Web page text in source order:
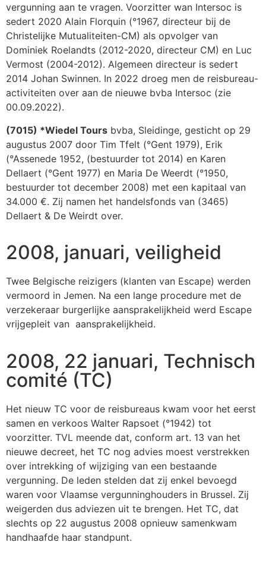
vergunning aan te vragen. Voorzitter wan Intersoc is
sedert 2020 Alain Florquin (°1967, directeur bij de
Christelijke Mutualiteiten-CM) als opvolger van
Dominiek Roelandts (2012-2020, directeur CM) en Luc
Vermost (2004-2012). Algemeen directeur is sedert
2014 Johan Swinnen. In 2022 droeg men de reisbureau-
activiteiten over aan de nieuwe bvba Intersoc (zie
00.09.2022).
(7015) *Wiedel Tours bvba, Sleidinge, gesticht op 29
augustus 2007 door Tim Tfelt (°Gent 1979), Erik
(°Assenede 1952, (bestuurder tot 2014) en Karen
Dellaert (°Gent 1977) en Maria De Weerdt (°1950,
bestuurder tot december 2008) met een kapitaal van
34.000 €. Zij namen het handelsfonds van (3465)
Dellaert & De Weirdt over.
2008, januari, veiligheid
Twee Belgische reizigers (klanten van Escape) werden
vermoord in Jemen. Na een lange procedure met de
verzekeraar burgerlijke aansprakelijkheid werd Escape
vrijgepleit van aansprakelijkheid.
2008, 22 januari, Technisch
comité (TC)
Het nieuw TC voor de reisbureaus kwam voor het eerst
samen en verkoos Walter Rapsoet (°1942) tot
voorzitter. TVL meende dat, conform art. 13 van het
nieuwe decreet, het TC nog advies moest verstrekken
over intrekking of wijziging van een bestaande
vergunning. De leden stelden dat zij enkel bevoegd
waren voor Vlaamse vergunninghouders in Brussel. Zij
weigerden dus adviezen uit te brengen. Het TC, dat
slechts op 22 augustus 2008 opnieuw samenkwam
handhaafde haar standpunt.